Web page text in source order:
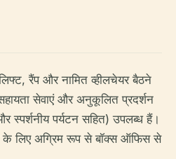
रैंप और नामित व्हीलचेयर बैठने
सेवाएं और अनुकूलित प्रदर्शन
स्पर्शनीय पर्यटन सहित) उपलब्ध हैं।
के लिए अग्रिम रूप से बॉक्स ऑफिस से